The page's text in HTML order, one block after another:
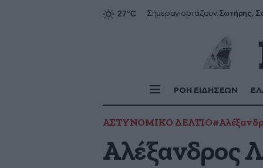
Σήμεραγιορτάζουν:
ΡΟΗ ΕΙΔΗΣΕΩΝ
ΑΣΤΥΝΟΜΙΚΟ ΔΕΛΤΙΟ
Αλέξανδρος